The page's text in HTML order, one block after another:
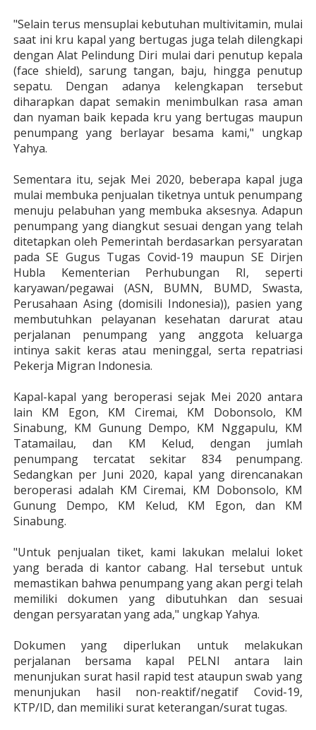
"Selain terus mensuplai kebutuhan multivitamin, mulai
saat ini kru kapal yang bertugas juga telah dilengkapi
dengan Alat Pelindung Diri mulai dari penutup kepala
(face shield), sarung tangan, baju, hingga penutup
sepatu. Dengan adanya kelengkapan tersebut
diharapkan dapat semakin menimbulkan rasa aman
dan nyaman baik kepada kru yang bertugas maupun
penumpang yang berlayar besama kami," ungkap
Yahya.
Sementara itu, sejak Mei 2020, beberapa kapal juga
mulai membuka penjualan tiketnya untuk penumpang
menuju pelabuhan yang membuka aksesnya. Adapun
penumpang yang diangkut sesuai dengan yang telah
ditetapkan oleh Pemerintah berdasarkan persyaratan
pada SE Gugus Tugas Covid-19 maupun SE Dirjen
Hubla Kementerian Perhubungan RI, seperti
karyawan/pegawai (ASN, BUMN, BUMD, Swasta,
Perusahaan Asing (domisili Indonesia)), pasien yang
membutuhkan pelayanan kesehatan darurat atau
perjalanan penumpang yang anggota keluarga
intinya sakit keras atau meninggal, serta repatriasi
Pekerja Migran Indonesia.
Kapal-kapal yang beroperasi sejak Mei 2020 antara
lain KM Egon, KM Ciremai, KM Dobonsolo, KM
Sinabung, KM Gunung Dempo, KM Nggapulu, KM
Tatamailau, dan KM Kelud, dengan jumlah
penumpang tercatat sekitar 834 penumpang.
Sedangkan per Juni 2020, kapal yang direncanakan
beroperasi adalah KM Ciremai, KM Dobonsolo, KM
Gunung Dempo, KM Kelud, KM Egon, dan KM
Sinabung.
"Untuk penjualan tiket, kami lakukan melalui loket
yang berada di kantor cabang. Hal tersebut untuk
memastikan bahwa penumpang yang akan pergi telah
memiliki dokumen yang dibutuhkan dan sesuai
dengan persyaratan yang ada," ungkap Yahya.
Dokumen yang diperlukan untuk melakukan
perjalanan bersama kapal PELNI antara lain
menunjukan surat hasil rapid test ataupun swab yang
menunjukan hasil non-reaktif/negatif Covid-19,
KTP/ID, dan memiliki surat keterangan/surat tugas.